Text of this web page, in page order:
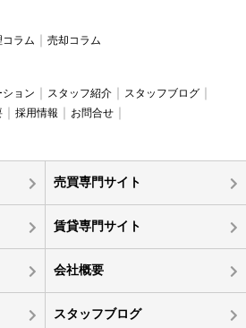
ラム 売却コラム
ョン スタッフ紹介
スタッフブログ
採用情報
お問合せ
売買専門サイト
賃貸専門サイト
会社概要
スタッフブログ